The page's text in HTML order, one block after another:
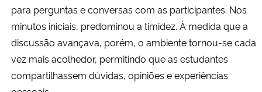
para perguntas e conversas com as participantes. Nos
minutos iniciais, predominou a timidez. À medida que a
discussão avançava, porém, o ambiente tornou-se cada
vez mais acolhedor, permitindo que as estudantes
compartilhassem dúvidas, opiniões e experiências